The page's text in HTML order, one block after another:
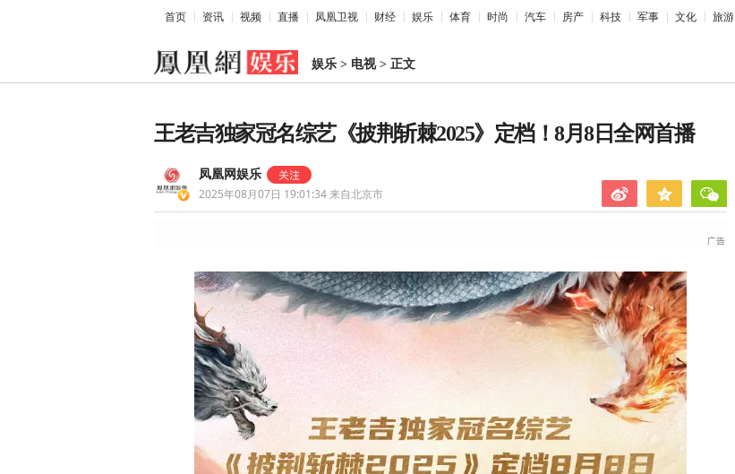
首页 资讯 视频 直播 凤凰卫视 财经 娱乐 体育 时尚 汽车 房产 科技 军事 文化 旅游
娱乐 > 电视> 正文
王老吉独家冠名综艺《披荆斩棘2025》定档！8月8日全网首播
凤凰网娱乐
2025年08月07日 19:01:34来自北京市